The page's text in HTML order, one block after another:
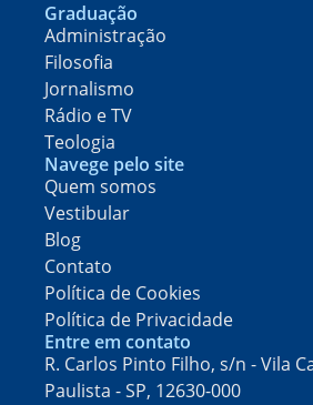
Graduação
Administração
Filosofia
Jornalismo
Rádio e TV
Teologia
Navege pelo site
Quem somos
Vestibular
Blog
Contato
Política de Cookies
Política de Privacidade
Entre em contato
R. Carlos Pinto Filho, s/n - Vila
Paulista - SP, 12630-000​